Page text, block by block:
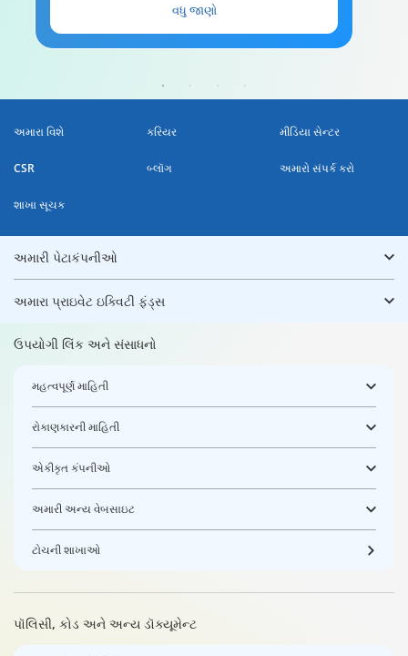
વધુ જાણો
અમારા વિશે કરિયર મીડિયા સેન્ટર
CSR બ્લૉગ અમારો સંપર્ક કરો
શાખા સૂચક
અમારી પેટાકંપનીઓ
અમારા પ્રાઇવેટ ઇક્વિટી ફંડ્સ
ઉપયોગી લિંક અને સંસાધનો
મહત્વપૂર્ણ માહિતી
રોકાણકારની માહિતી
એકીકૃત કંપનીઓ
અમારી અન્ય વેબસાઇટ
ટોચની શાખાઓ
પૉલિસી, કોડ અને અન્ય ડૉક્યૂમેન્ટ